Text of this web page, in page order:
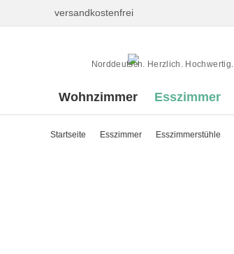
versandkostenfrei
Norddeutsch. Herzlich. Hochwertig.
Wohnzimmer Esszimmer
Startseite Esszimmer Esszimmerstühle